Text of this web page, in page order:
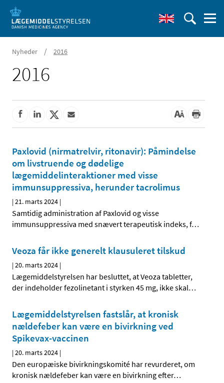
Nyheder / 2016
2016
Paxlovid (nirmatrelvir, ritonavir): Påmindelse
om livstruende og dødelige
lægemiddelinteraktioner med visse
immunsuppressiva, herunder tacrolimus
|21. marts 2024 |
Samtidig administration af Paxlovid og visse
immunsuppressiva med snævert terapeutisk indeks, f…
Veoza får ikke generelt klausuleret tilskud
|20. marts 2024 |
Lægemiddelstyrelsen har besluttet, at Veoza tabletter,
der indeholder fezolinetant i styrken 45 mg, ikke skal…
Lægemiddelstyrelsen fastslår, at kronisk
nældefeber kan være en bivirkning ved
Spikevax-vaccinen
|20. marts 2024 |
Den europæiske bivirkningskomité har revurderet, om
kronisk nældefeber kan være en bivirkning efter…